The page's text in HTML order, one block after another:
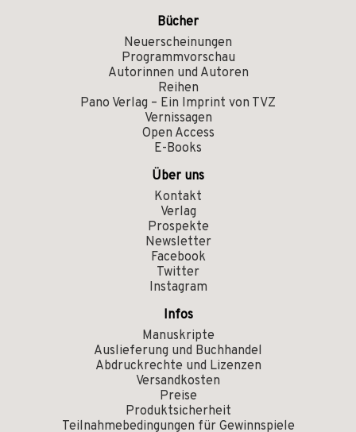
Bücher
Neuerscheinungen
Programmvorschau
Autorinnen und Autoren
Reihen
Pano Verlag – Ein Imprint von TVZ
Vernissagen
Open Access
E-Books
Über uns
Kontakt
Verlag
Prospekte
Newsletter
Facebook
Twitter
Instagram
Infos
Manuskripte
Auslieferung und Buchhandel
Abdruckrechte und Lizenzen
Versandkosten
Preise
Produktsicherheit
Teilnahmebedingungen für Gewinnspiele